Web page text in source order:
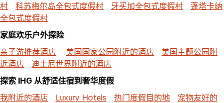
村
科苏梅尔岛全包式度假村 牙买加全包式度假村
蓬塔卡纳
全包式度假村
家庭欢乐户外探险
亲子游推荐酒店
美国国家公园附近的酒店
美国主题公园附
近酒店
迪士尼世界附近的酒店
探索 IHG 从舒适住宿到奢华度假
我附近的酒店
Luxury Hotels 热门度假目的地
宠物友好的